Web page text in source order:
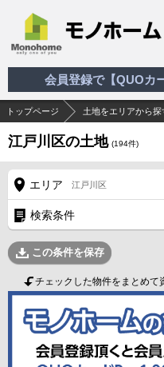
会員登録で【QUOカ
トップページ 土地をエリアから探
江戸川区の土地 (194件)
エリア 江戸川区
検索条件
この条件を保存
チェックした物件をまとめて